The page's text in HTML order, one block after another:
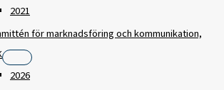
2021
för marknadsföring och kommunikation,
2026